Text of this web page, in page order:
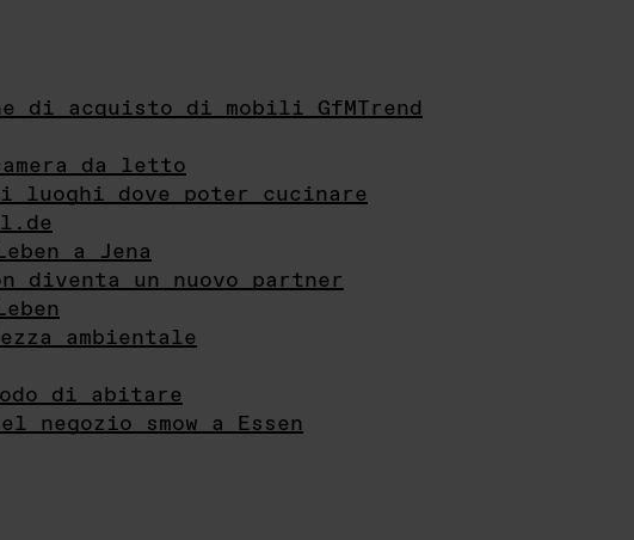
di acquisto di mobili GfMTrend
da letto
luoghi dove poter cucinare
a Jena
diventa un nuovo partner
ambientale
di abitare
smow a Essen